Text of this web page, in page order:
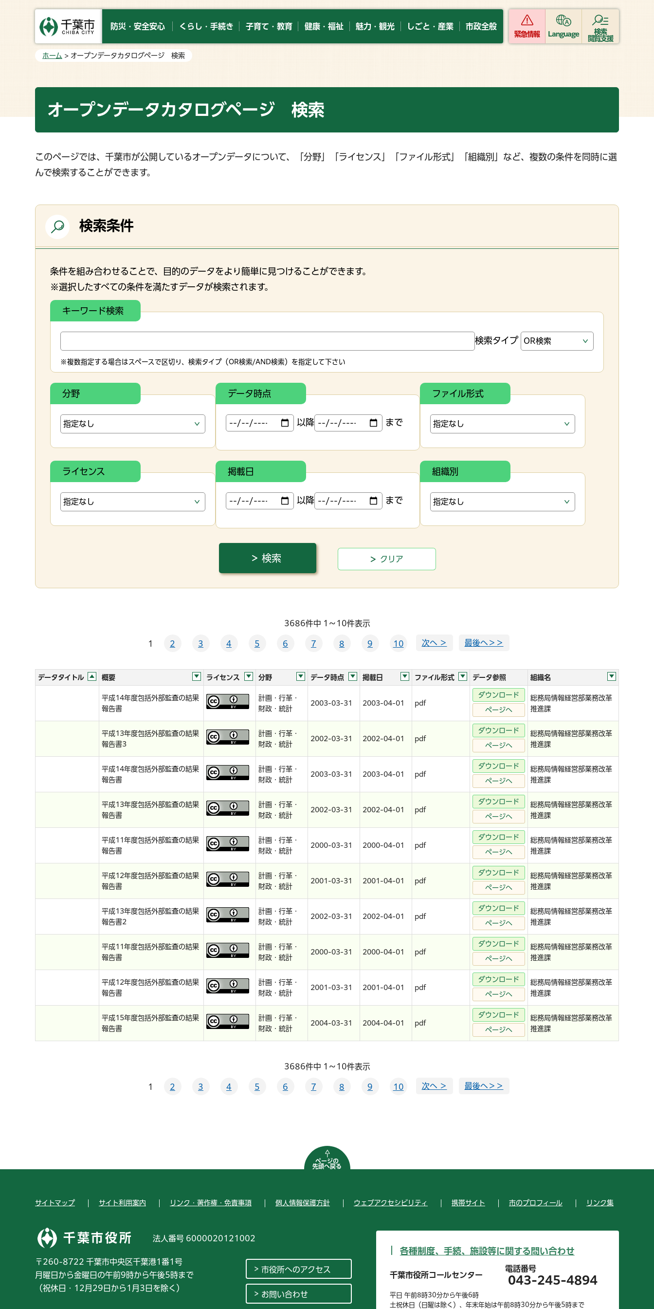
防災・安全安心 くらし・手続き 子育て・教育 健康・福祉 魅力・観光 しごと・産業 市政全般
緊急情報 Language
検索
閲覧支援
ホーム > オープンデータカタログページ 検索
オープンデータカタログページ 検索
このページでは、千葉市が公開しているオープンデータについて、「分野」「ライセンス」「ファイル形式」「組織別」など、複数の条件を同時に選
んで検索することができます。
検索条件
条件を組み合わせることで、目的のデータをより簡単に見つけることができます。
※選択したすべての条件を満たすデータが検索されます。
キーワード検索
検索タイプ
※複数指定する場合はスペースで区切り、検索タイプ（OR検索/AND検索）を指定して下さい
分野 データ時点
以降 まで
ファイル形式
ライセンス 掲載日
以降 まで
組織別
3686件中 1～10件表示
1 2 3 4 5 6 7 8 9 10 次へ ＞ 最後へ＞＞
データタイトル 概要 ライセンス 分野 データ時点 掲載日 ファイル形式 データ参照 組織名
平成14年度包括外部監査の結果
報告書
計画・行革・
財政・統計
2003-03-31 2003-04-01 pdf
ダウンロード
ページへ
総務局情報経営部業務改革
推進課
平成13年度包括外部監査の結果
報告書3
計画・行革・
財政・統計
2002-03-31 2002-04-01 pdf
ダウンロード
ページへ
総務局情報経営部業務改革
推進課
平成14年度包括外部監査の結果
報告書
計画・行革・
財政・統計
2003-03-31 2003-04-01 pdf
ダウンロード
ページへ
総務局情報経営部業務改革
推進課
平成13年度包括外部監査の結果
報告書
計画・行革・
財政・統計
2002-03-31 2002-04-01 pdf
ダウンロード
ページへ
総務局情報経営部業務改革
推進課
平成11年度包括外部監査の結果
報告書
計画・行革・
財政・統計
2000-03-31 2000-04-01 pdf
ダウンロード
ページへ
総務局情報経営部業務改革
推進課
平成12年度包括外部監査の結果
報告書
計画・行革・
財政・統計
2001-03-31 2001-04-01 pdf
ダウンロード
ページへ
総務局情報経営部業務改革
推進課
平成13年度包括外部監査の結果
報告書2
計画・行革・
財政・統計
2002-03-31 2002-04-01 pdf
ダウンロード
ページへ
総務局情報経営部業務改革
推進課
平成11年度包括外部監査の結果
報告書
計画・行革・
財政・統計
2000-03-31 2000-04-01 pdf
ダウンロード
ページへ
総務局情報経営部業務改革
推進課
平成12年度包括外部監査の結果
報告書
計画・行革・
財政・統計
2001-03-31 2001-04-01 pdf
ダウンロード
ページへ
総務局情報経営部業務改革
推進課
平成15年度包括外部監査の結果
報告書
計画・行革・
財政・統計
2004-03-31 2004-04-01 pdf
ダウンロード
ページへ
総務局情報経営部業務改革
推進課
3686件中 1～10件表示
1 2 3 4 5 6 7 8 9 10 次へ ＞ 最後へ＞＞
ページの
先頭へ戻る
サイトマップ サイト利用案内 リンク・著作権・免責事項 個人情報保護方針 ウェブアクセシビリティ 携帯サイト 市のプロフィール リンク集
千葉市役所 法人番号 6000020121002
〒260-8722 千葉市中央区千葉港1番1号
月曜日から金曜日の午前9時から午後5時まで
（祝休日・12月29日から1月3日を除く）
市役所へのアクセス
お問い合わせ
各種制度、手続、施設等に関する問い合わせ
千葉市役所コールセンター
電話番号
043-245-4894
平日 午前8時30分から午後6時
土祝休日（日曜は除く）、年末年始は午前8時30分から午後5時まで